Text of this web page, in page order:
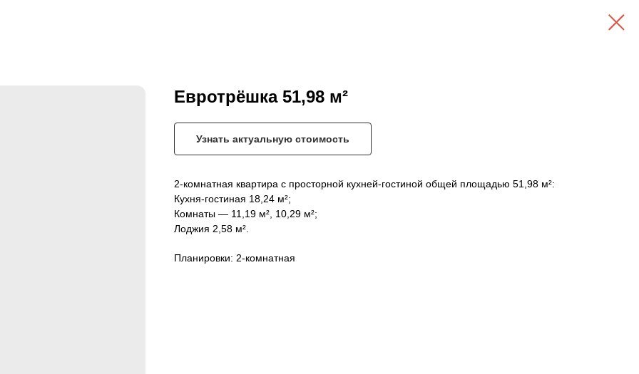
Евротрёшка 51,98 м²
Узнать актуальную стоимость
2-комнатная квартира с просторной кухней-гостиной общей площадью 51,98 м²:
Кухня-гостиная 18,24 м²;
Комнаты — 11,19 м², 10,29 м²;
Лоджия 2,58 м².
Планировки: 2-комнатная